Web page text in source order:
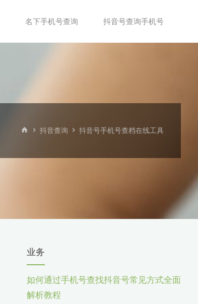
名下手机号查询 抖音号查询手机号
首 抖音查询 抖音号手机号查档在线工具
业务
如何通过手机号查找抖音号常见方式全面
解析教程